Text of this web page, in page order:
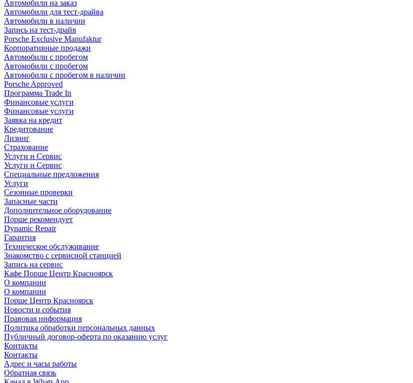
Автомобили на заказ
Автомобили для тест-драйва
Автомобили в наличии
Запись на тест-драйв
Porsche Exclusive Manufaktur
Корпоративные продажи
Автомобили с пробегом
Автомобили с пробегом
Автомобили с пробегом в наличии
Porsche Approved
Программа Trade In
Финансовые услуги
Финансовые услуги
Заявка на кредит
Кредитование
Лизинг
Страхование
Услуги и Сервис
Услуги и Сервис
Специальные предложения
Услуги
Сезонные проверки
Запасные части
Дополнительное оборудование
Порше рекомендует
Dynamic Repair
Гарантия
Техническое обслуживание
Знакомство с сервисной станцией
Запись на сервис
Кафе Порше Центр Красноярск
О компании
О компании
Порше Центр Красноярск
Новости и события
Правовая информация
Политика обработки персональных данных
Публичный договор-оферта по оказанию услуг
Контакты
Контакты
Адрес и часы работы
Обратная связь